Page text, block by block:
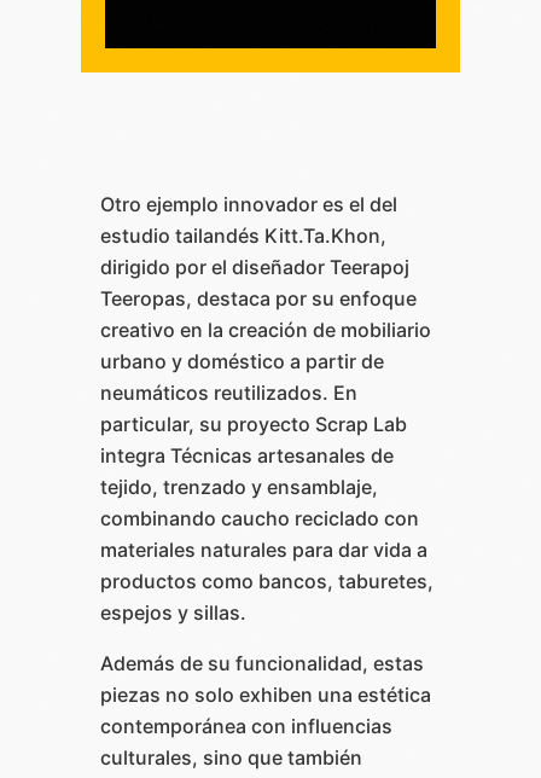
Otro ejemplo innovador es el del
estudio tailandés Kitt.Ta.Khon,
dirigido por el diseñador Teerapoj
Teeropas, destaca por su enfoque
creativo en la creación de mobiliario
urbano y doméstico a partir de
neumáticos reutilizados. En
particular, su proyecto Scrap Lab
integra Técnicas artesanales de
tejido, trenzado y ensamblaje,
combinando caucho reciclado con
materiales naturales para dar vida a
productos como bancos, taburetes,
espejos y sillas.
Además de su funcionalidad, estas
piezas no solo exhiben una estética
contemporánea con influencias
culturales, sino que también